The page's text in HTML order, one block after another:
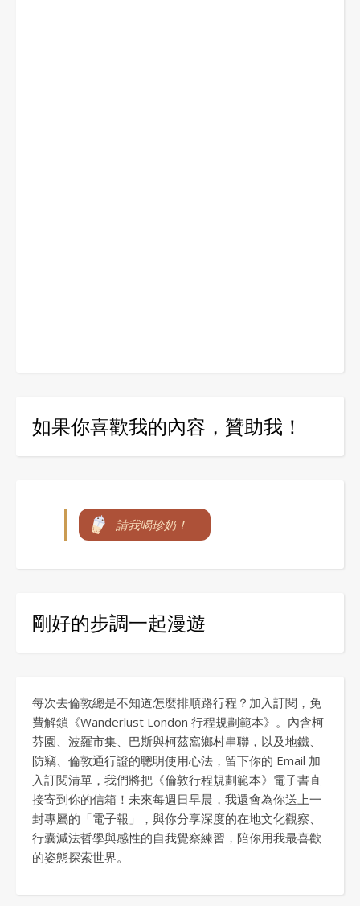
如果你喜歡我的內容，贊助我！
請我喝珍奶！
剛好的步調一起漫遊
每次去倫敦總是不知道怎麼排順路行程？加入訂閱，免
費解鎖《Wanderlust London 行程規劃範本》。內含柯
芬園、波羅市集、巴斯與柯茲窩鄉村串聯，以及地鐵、
防竊、倫敦通行證的聰明使用心法，留下你的 Email 加
入訂閱清單，我們將把《倫敦行程規劃範本》電子書直
接寄到你的信箱！未來每週日早晨，我還會為你送上一
封專屬的「電子報」，與你分享深度的在地文化觀察、
行囊減法哲學與感性的自我覺察練習，陪你用我最喜歡
的姿態探索世界。